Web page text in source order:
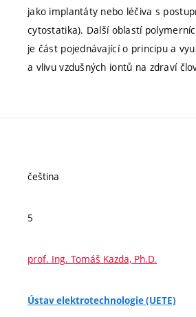
jako implantáty nebo léčiva s
cytostatika). Další oblastí
je část pojednávající o principu a
a vlivu vzdušných iontů na zdraví
čeština
5
prof. Ing. Tomáš Kazda, Ph.D.
Ústav elektrotechnologie (UETE)